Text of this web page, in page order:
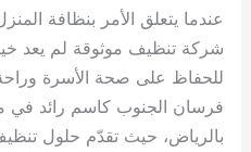
عندما يتعلق الأمر بنظافة
شركة تنظيف موثوقة لم يعد
للحفاظ على صحة الأسرة
فرسان الجنوب كاسم رائد في
بالرياض، حيث تقدّم حلول